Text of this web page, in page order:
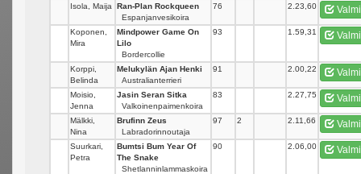
Isola, Maija
Ran-Plan Rockqueen
Espanjanvesikoira
76 2.23,60
Koponen,
Mira
Mindpower Game On
Lilo
Bordercollie
93 1.59,31
Korppi,
Belinda
Melukylän Ajan Henki
Australianterrieri
91 2.00,22
Moisio,
Jenna
Jasin Seran Sitka
Valkoinenpaimenkoira
83 2.27,75
Mälkki,
Nina
Brufinn Zeus
Labradorinnoutaja
97 2 2.11,66
Suurkari,
Petra
Bumtsi Bum Year Of
The Snake
Shetlanninlammaskoira
90 2.06,00